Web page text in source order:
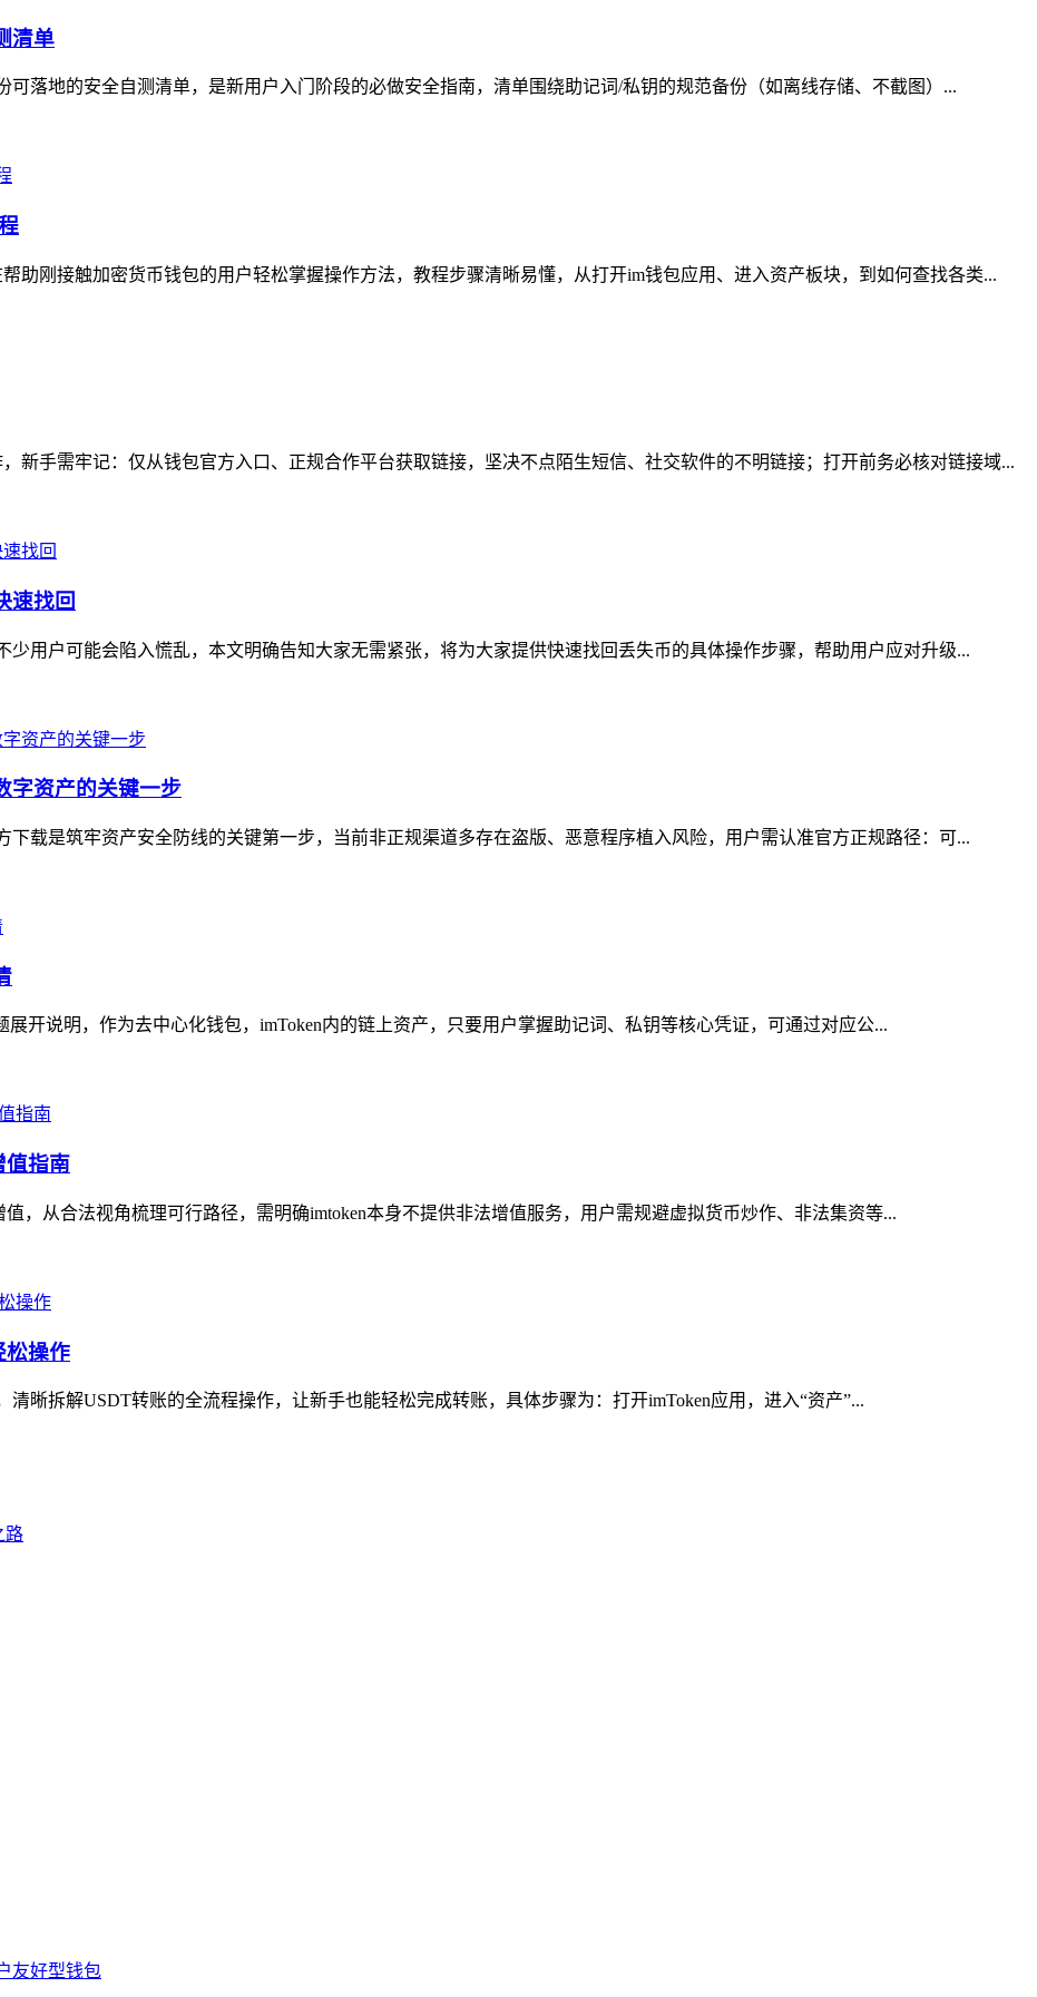
清单
可落地的安全自测清单，是新用户入门阶段的必做安全指南，清单围绕助记词/私钥的规范备份（如离线存储、不截图）...
助刚接触加密货币钱包的用户轻松掌握操作方法，教程步骤清晰易懂，从打开im钱包应用、进入资产板块，到如何查找各类...
新手需牢记：仅从钱包官方入口、正规合作平台获取链接，坚决不点陌生短信、社交软件的不明链接；打开前务必核对链接域...
速找回
少用户可能会陷入慌乱，本文明确告知大家无需紧张，将为大家提供快速找回丢失币的具体操作步骤，帮助用户应对升级...
字资产的关键一步
下载是筑牢资产安全防线的关键第一步，当前非正规渠道多存在盗版、恶意程序植入风险，用户需认准官方正规路径：可...
展开说明，作为去中心化钱包，imToken内的链上资产，只要用户掌握助记词、私钥等核心凭证，可通过对应公...
值指南
，从合法视角梳理可行路径，需明确imtoken本身不提供非法增值服务，用户需规避虚拟货币炒作、非法集资等...
松操作
晰拆解USDT转账的全流程操作，让新手也能轻松完成转账，具体步骤为：打开imToken应用，进入“资产”...